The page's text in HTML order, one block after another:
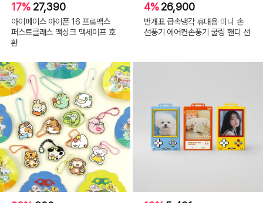
17% 27,390
아이페이스 아이폰 16 프로맥스
퍼스트클래스 맥싱크 맥세이프 호
환
4%26,900
번개표 급속냉각 휴대용 미니 손
선풍기 에어컨손풍기 쿨링 핸디 선